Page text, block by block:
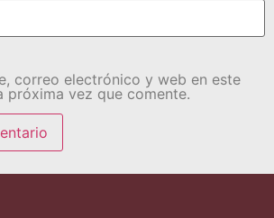
correo electrónico y web en este
próxima vez que comente.